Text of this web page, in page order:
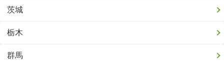
茨城
栃木
群馬